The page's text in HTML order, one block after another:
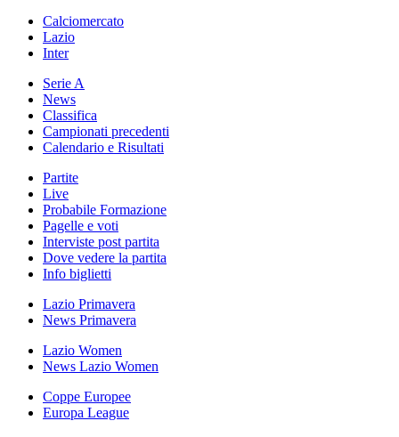
Calciomercato
Lazio
Inter
Serie A
News
Classifica
Campionati precedenti
Calendario e Risultati
Partite
Live
Probabile Formazione
Pagelle e voti
Interviste post partita
Dove vedere la partita
Info biglietti
Lazio Primavera
News Primavera
Lazio Women
News Lazio Women
Coppe Europee
Europa League